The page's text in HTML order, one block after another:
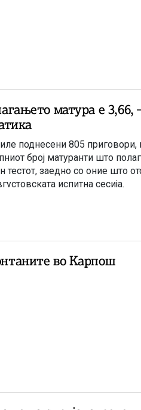
матура е 3,66,
поднесени 805
број матуранти што
заедно со оние што
испитна сесија.
во Карпош